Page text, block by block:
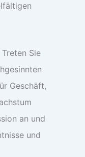
Treten Sie
Geschäft,
an und
und